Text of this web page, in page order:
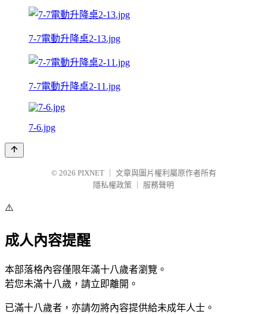
7-7電動升降桌2-13.jpg
7-7電動升降桌2-11.jpg
7-6.jpg
© 2026 PIXNET
文章與圖片權利屬原作者所有
隱私權政策
服務聲明
⚠️
成人內容提醒
本部落格內容僅限年滿十八歲者瀏覽。
若您未滿十八歲，請立即離開。
已滿十八歲者，亦請勿將內容提供給未成年人士。